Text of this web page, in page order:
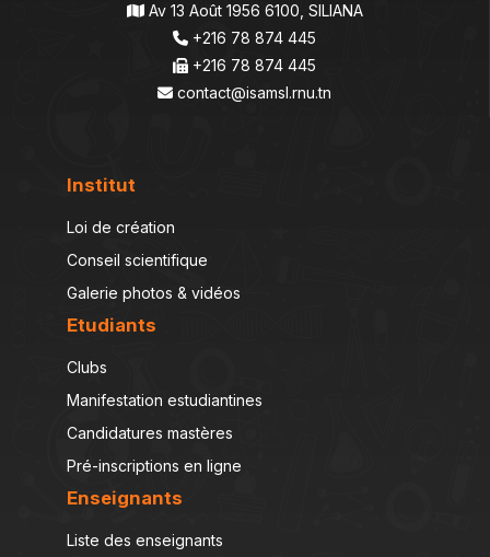
Av 13 Août 1956 6100, SILIANA
+216 78 874 445
+216 78 874 445
contact@isamsl.rnu.tn
Institut
Loi de création
Conseil scientifique
Galerie photos & vidéos
Etudiants
Clubs
Manifestation estudiantines
Candidatures mastères
Pré-inscriptions en ligne
Enseignants
Liste des enseignants